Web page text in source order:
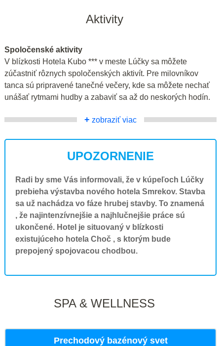
Aktivity
Spoločenské aktivity
V blízkosti Hotela Kubo *** v meste Lúčky sa môžete
zúčastniť rôznych spoločenských aktivít. Pre milovníkov
tanca sú pripravené tanečné večery, kde sa môžete nechať
unášať rytmami hudby a zabaviť sa až do neskorých hodín.
+ zobraziť viac
UPOZORNENIE
Radi by sme Vás informovali, že v kúpeľoch Lúčky
prebieha výstavba nového hotela Smrekov. Stavba
sa už nachádza vo fáze hrubej stavby. To znamená
, že najintenzívnejšie a najhlučnejšie práce sú
ukončené. Hotel je situovaný v blízkosti
existujúceho hotela Choč , s ktorým bude
prepojený spojovacou chodbou.
SPA & WELLNESS
Prechodový bazénový svet